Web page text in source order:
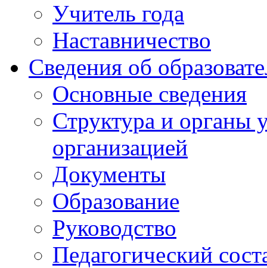
Учитель года
Наставничество
Сведения об
Основные сведения
Структура и органы
организацией
Документы
Образование
Руководство
Педагогический